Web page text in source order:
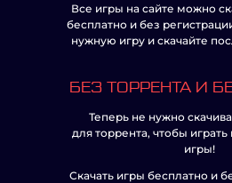
Все игры на сайте можно
бесплатно и без
нужную игру и скачайте
БЕЗ ТОРРЕНТА И
Теперь не нужно
для торрента, чтобы
игры!
Скачать игры бесплатно и